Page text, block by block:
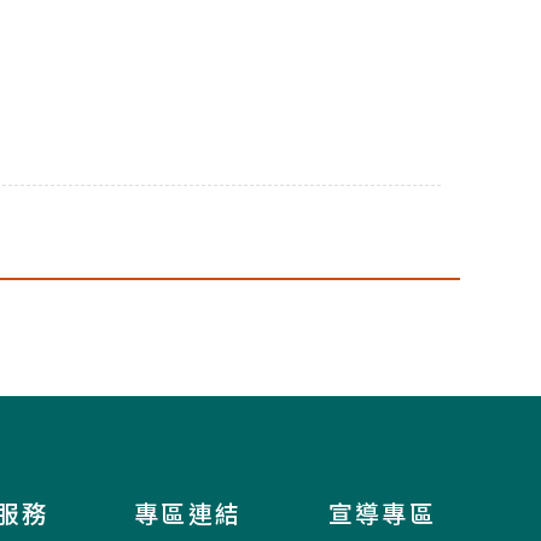
務 專區連結 宣導專區